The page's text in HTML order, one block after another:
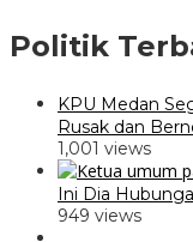
Politik
KPU Medan
Rusak dan
1,001 views
Ini Dia
949 views